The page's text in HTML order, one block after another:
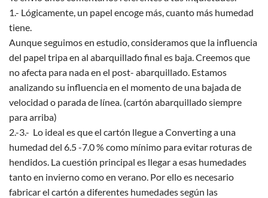
1.- Lógicamente, un papel encoge más, cuanto más humedad
tiene.
Aunque seguimos en estudio, consideramos que la influencia
del papel tripa en al abarquillado final es baja. Creemos que
no afecta para nada en el post- abarquillado. Estamos
analizando su influencia en el momento de una bajada de
velocidad o parada de línea. (cartón abarquillado siempre
para arriba)
2.-3.- Lo ideal es que el cartón llegue a Converting a una
humedad del 6.5 -7.0 % como mínimo para evitar roturas de
hendidos. La cuestión principal es llegar a esas humedades
tanto en invierno como en verano. Por ello es necesario
fabricar el cartón a diferentes humedades según las